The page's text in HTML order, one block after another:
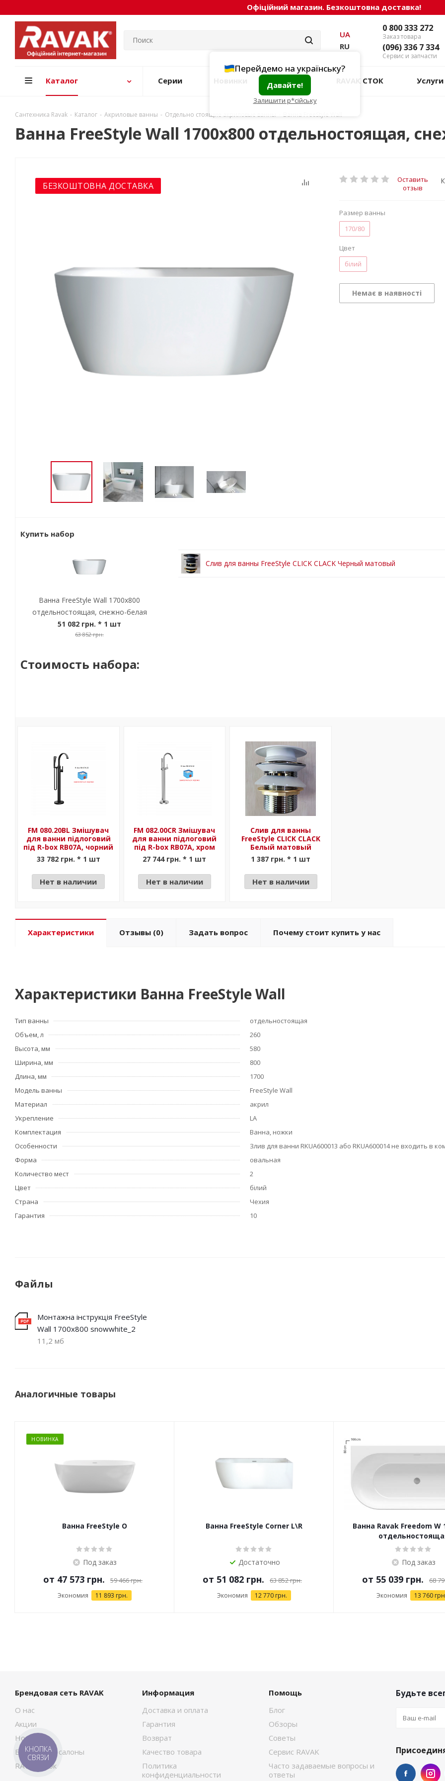
Офіційний магазин. Безкоштовна доставка!
0 800 333 272
Заказ товара
(096) 336 7 334
Сервис и запчасти
UA
RU
Перейдемо на українську?
Давайте!
Залишити р*сійську
Каталог Серии Акции RAVAK СТОК Услуги
Сантехника Ravak - Каталог - Акриловые ванны - Отдельно стоящие акриловые ванны Ванна FreeStyle Wall
Ванна FreeStyle Wall 1700x800 отдельностоящая,
БЕЗКОШТОВНА ДОСТАВКА
Оставить
отзыв
Размер ванны
170/80
Цвет
білий
Немає в наявності
Купить набор
Ванна FreeStyle Wall 1700x800
отдельностоящая, снежно-белая
51 082 грн. * 1 шт
63 852 грн.
Слив для ванны FreeStyle CLICK CLACK Черный матовый
Стоимость набора:
FM 080.20BL Змішувач
для ванни підлоговий
під R-box RB07A, чорний
33 782 грн. * 1 шт
Нет в наличии
FM 082.00CR Змішувач
для ванни підлоговий
під R-box RB07A, хром
27 744 грн. * 1 шт
Нет в наличии
Слив для ванны
FreeStyle CLICK CLACK
Белый матовый
1 387 грн. * 1 шт
Нет в наличии
Характеристики Отзывы (0) Задать вопрос Почему стоит купить у нас
Характеристики Ванна FreeStyle Wall
Тип ванны
отдельностоящая
Объем, л
260
Высота, мм
580
Ширина, мм
800
Длина, мм
1700
Модель ванны
FreeStyle Wall
Материал
акрил
Укрепление
LA
Комплектация
Ванна, ножки
Особенности
Злив для ванни RKUA600013 або RKUA600014 не входить в
Форма
овальная
Количество мест
2
Цвет
білий
Страна
Чехия
Гарантия
10
Файлы
Монтажна інструкція FreeStyle
Wall 1700x800 snowwhite_2
11,2 мб
Аналогичные товары
НОВИНКА
Ванна FreeStyle O
Под заказ
от 47 573 грн. 59 466 грн.
Экономия 11 893 грн.
Ванна FreeStyle Corner L\R
Достаточно
от 51 082 грн. 63 852 грн.
Экономия 12 770 грн.
Ванна Ravak Freedom W
Под заказ
от 55 039 грн. 68
Экономия 13 760
Брендовая сеть RAVAK
О нас
Акции
Новости
Брендовые салоны
RAVAK Сток
Информация
Доставка и оплата
Гарантия
Возврат
Качество товара
Политика
конфиденциальности
Помощь
Блог
Обзоры
Советы
Сервис RAVAK
Часто задаваемые вопросы и
ответы
Будьте
КНОПКА
СВЯЗИ